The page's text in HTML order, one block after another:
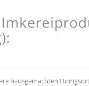
hausgemachten